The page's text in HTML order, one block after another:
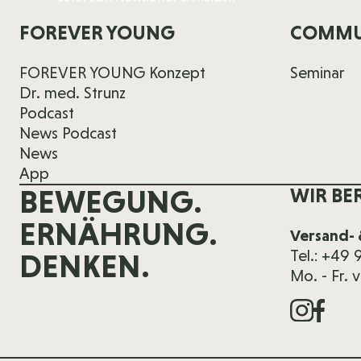
FOREVER YOUNG
FOREVER YOUNG Konzept
Dr. med. Strunz
Podcast
News Podcast
News
App
Seminar
BEWEGUNG.
ERNÄHRUNG.
DENKEN.
WIR
Versand-
Tel.: +49
Mo. - Fr.